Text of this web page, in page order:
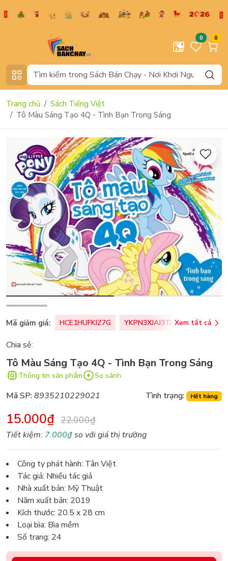
0 0
Trang chủ
Sách Tiếng Việt
Tô Màu Sáng Tạo 4Q - Tình Bạn Trong Sáng
Mã giảm giá: HCE1HUFKIZ7G YKPN3XJAJ3TJ Xem tất cả
Chia sẻ:
Tô Màu Sáng Tạo 4Q - Tình Bạn Trong Sáng
Thông tin sản phẩm So sánh
Mã SP:8935210229021 Tình trạng: Hết hàng
15.000₫ 22.000₫
Tiết kiệm: 7.000₫so với giá thị trường
Công ty phát hành: Tân Việt
Tác giả: Nhiều tác giả
Nhà xuất bản: Mỹ Thuật
Năm xuất bản: 2019
Kích thước: 20.5 x 28 cm
Loại bìa: Bìa mềm
Số trang: 24